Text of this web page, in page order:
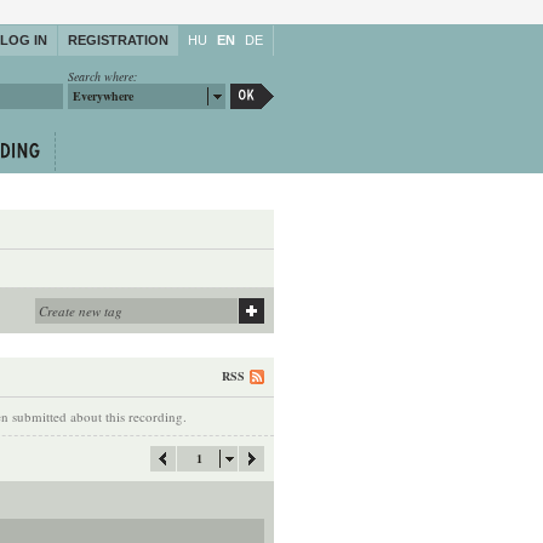
LOG IN REGISTRATION HU EN DE
Search where:
Everywhere
RSS
submitted about this recording.
1